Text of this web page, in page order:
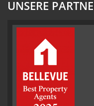
UNSERE